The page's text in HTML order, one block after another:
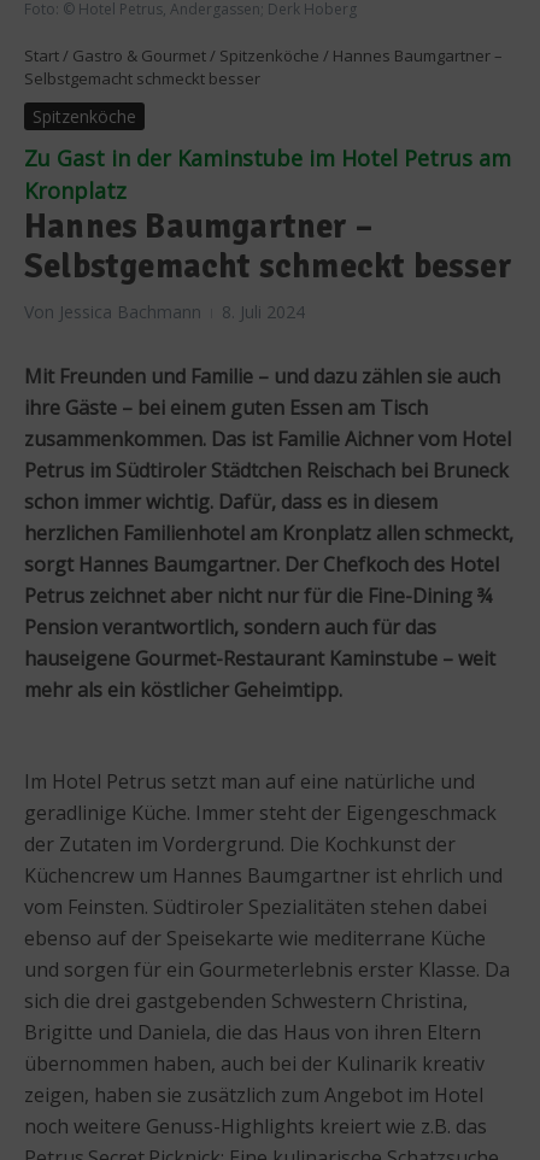
Foto: © Hotel Petrus, Andergassen; Derk Hoberg
Start / Gastro & Gourmet / Spitzenköche / Hannes Baumgartner –
Selbstgemacht schmeckt besser
Spitzenköche
Zu Gast in der Kaminstube im Hotel Petrus am
Kronplatz
Hannes Baumgartner –
Selbstgemacht schmeckt besser
Von Jessica Bachmann 8. Juli 2024
Mit Freunden und Familie – und dazu zählen sie auch
ihre Gäste – bei einem guten Essen am Tisch
zusammenkommen. Das ist Familie Aichner vom Hotel
Petrus im Südtiroler Städtchen Reischach bei Bruneck
schon immer wichtig. Dafür, dass es in diesem
herzlichen Familienhotel am Kronplatz allen schmeckt,
sorgt Hannes Baumgartner. Der Chefkoch des Hotel
Petrus zeichnet aber nicht nur für die Fine-Dining ¾
Pension verantwortlich, sondern auch für das
hauseigene Gourmet-Restaurant Kaminstube – weit
mehr als ein köstlicher Geheimtipp.
Im Hotel Petrus setzt man auf eine natürliche und
geradlinige Küche. Immer steht der Eigengeschmack
der Zutaten im Vordergrund. Die Kochkunst der
Küchencrew um Hannes Baumgartner ist ehrlich und
vom Feinsten. Südtiroler Spezialitäten stehen dabei
ebenso auf der Speisekarte wie mediterrane Küche
und sorgen für ein Gourmeterlebnis erster Klasse. Da
sich die drei gastgebenden Schwestern Christina,
Brigitte und Daniela, die das Haus von ihren Eltern
übernommen haben, auch bei der Kulinarik kreativ
zeigen, haben sie zusätzlich zum Angebot im Hotel
noch weitere Genuss-Highlights kreiert wie z.B. das